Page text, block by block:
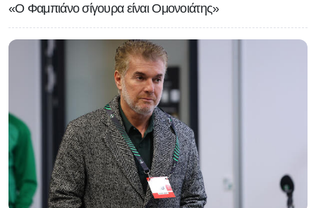
«Ο Φαμπιάνο σίγουρα είναι Ομονοιάτης»